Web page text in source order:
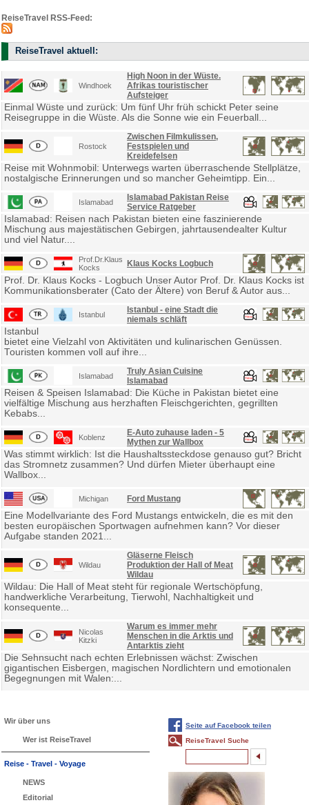
ReiseTravel RSS-Feed:
ReiseTravel aktuell:
Windhoek
High Noon in der Wüste.
Afrikas touristischer
Aufsteiger
Einmal Wüste und zurück: Um fünf Uhr früh schickt Peter seine
Reisegruppe in die Wüste. Als die Sonne wie ein Feuerball...
Rostock
Zwischen Filmkulissen,
Festspielen und
Kreidefelsen
Reise mit Wohnmobil: Unterwegs warten überraschende Stellplätze,
nostalgische Erinnerungen und so mancher Geheimtipp. Ein...
Islamabad
Islamabad Pakistan Reise
Service Ratgeber
Islamabad: Reisen nach Pakistan bieten eine faszinierende
Mischung aus majestätischen Gebirgen, jahrtausendealter Kultur
und viel Natur....
Prof.Dr.Klaus
Kocks
Klaus Kocks Logbuch
Prof. Dr. Klaus Kocks - Logbuch Unser Autor Prof. Dr. Klaus Kocks ist
Kommunikationsberater (Cato der Ältere) von Beruf & Autor aus...
Istanbul
Istanbul - eine Stadt die
niemals schläft
Istanbul
bietet eine Vielzahl von Aktivitäten und kulinarischen Genüssen.
Touristen kommen voll auf ihre...
Islamabad
Truly Asian Cuisine
Islamabad
Reisen & Speisen Islamabad: Die Küche in Pakistan bietet eine
vielfältige Mischung aus herzhaften Fleischgerichten, gegrillten
Kebabs...
Koblenz
E-Auto zuhause laden - 5
Mythen zur Wallbox
Was stimmt wirklich: Ist die Haushaltssteckdose genauso gut? Bricht
das Stromnetz zusammen? Und dürfen Mieter überhaupt eine
Wallbox...
Michigan Ford Mustang
Eine Modellvariante des Ford Mustangs entwickeln, die es mit den
besten europäischen Sportwagen aufnehmen kann? Vor dieser
Aufgabe standen 2021...
Wildau
Gläserne Fleisch
Produktion der Hall of Meat
Wildau
Wildau: Die Hall of Meat steht für regionale Wertschöpfung,
handwerkliche Verarbeitung, Tierwohl, Nachhaltigkeit und
konsequente...
Nicolas
Kitzki
Warum es immer mehr
Menschen in die Arktis und
Antarktis zieht
Die Sehnsucht nach echten Erlebnissen wächst: Zwischen
gigantischen Eisbergen, magischen Nordlichtern und emotionalen
Begegnungen mit Walen:...
Wir über uns
Wer ist ReiseTravel
Reise - Travel - Voyage
NEWS
Editorial
Seite auf Facebook teilen
ReiseTravel Suche